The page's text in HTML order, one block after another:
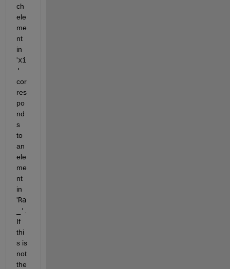
ch
ele
me
nt
in
'xi
'
cor
res
po
nd
s
to
an
ele
me
nt
in
'Ra
_'
If
thi
s is
not
the